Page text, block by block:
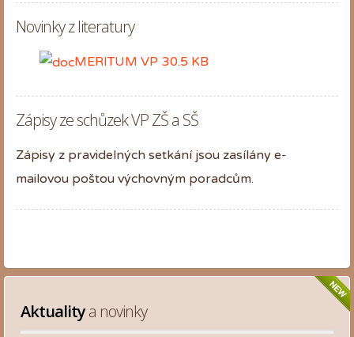
Novinky z literatury
MERITUM VP 30.5 KB
Zápisy ze schůzek VP ZŠ a SŠ
Zápisy z pravidelných setkání jsou zasílány e-
mailovou poštou výchovným poradcům.
Aktuality a novinky